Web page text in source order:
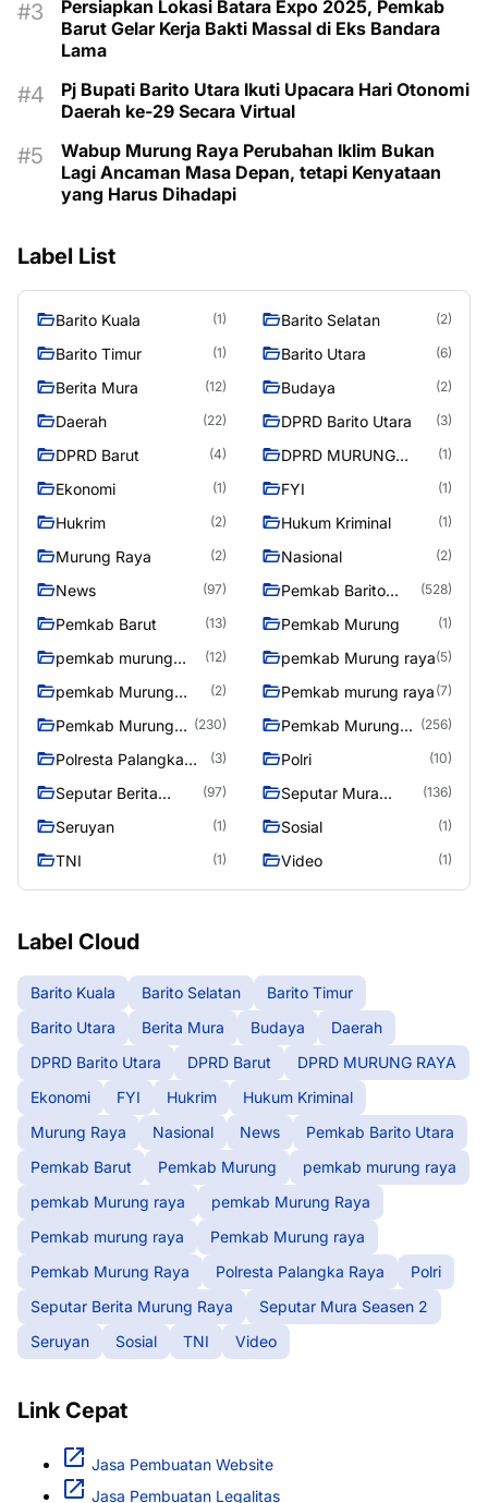
Persiapkan Lokasi Batara Expo 2025, Pemkab
Barut Gelar Kerja Bakti Massal di Eks Bandara
Lama
Pj Bupati Barito Utara Ikuti Upacara Hari Otonomi
Daerah ke-29 Secara Virtual
Wabup Murung Raya Perubahan Iklim Bukan
Lagi Ancaman Masa Depan, tetapi Kenyataan
yang Harus Dihadapi
Label List
Barito Kuala (1) Barito Selatan (2)
Barito Timur (1) Barito Utara (6)
Berita Mura (12) Budaya (2)
Daerah (22) DPRD Barito Utara (3)
DPRD Barut (4)
DPRD MURUNG
(1)
Ekonomi (1) FYI (1)
Hukrim (2) Hukum Kriminal (1)
Murung Raya (2) Nasional (2)
News (97)
Pemkab Barito
(528)
Pemkab Barut (13) Pemkab Murung (1)
pemkab murung
(12) pemkab Murung raya(5)
pemkab Murung
(2) Pemkab murung raya (7)
Pemkab Murung
(230)
Pemkab Murung
(256)
Polresta Palangka
(3) Polri (10)
Seputar Berita
(97)
Seputar Mura
(136)
Seruyan (1) Sosial (1)
TNI (1) Video (1)
Label Cloud
Barito Kuala Barito Selatan
Barito Timur
Barito Utara
Berita Mura Budaya
Daerah
DPRD Barito Utara
DPRD Barut
DPRD MURUNG RAYA
Ekonomi
FYI Hukrim
Hukum Kriminal
Murung Raya
Nasional News
Pemkab Barito Utara
Pemkab Barut
Pemkab Murung
pemkab murung raya
pemkab Murung raya
pemkab Murung Raya
Pemkab murung raya
Pemkab Murung raya
Pemkab Murung Raya
Polresta Palangka Raya
Polri
Seputar Berita Murung Raya
Seputar Mura Seasen 2
Seruyan
Sosial TNI Video
Link Cepat
Jasa Pembuatan Website
Jasa Pembuatan Legalitas